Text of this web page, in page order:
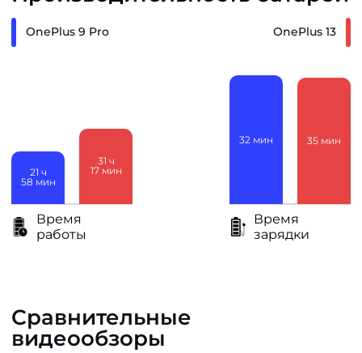
OnePlus 9 Pro OnePlus 13
21 ч
58 мин
31 ч
17 мин
Время
работы
32 мин 35 мин
Время
зарядки
Сравнительные
видеообзоры